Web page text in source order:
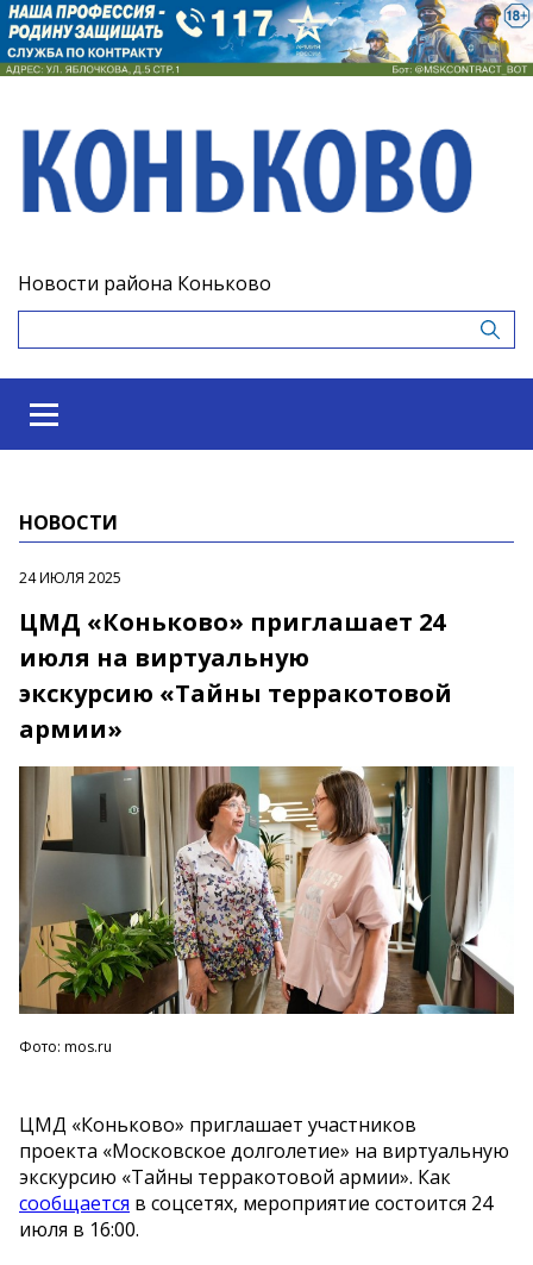
Новости района Коньково
НОВОСТИ
24 ИЮЛЯ 2025
ЦМД «Коньково» приглашает 24
июля на виртуальную
экскурсию «Тайны терракотовой
армии»
Фото: mos.ru
ЦМД «Коньково» приглашает участников
проекта «Московское долголетие» на виртуальную
экскурсию «Тайны терракотовой армии». Как
сообщается в соцсетях, мероприятие состоится 24
июля в 16:00.